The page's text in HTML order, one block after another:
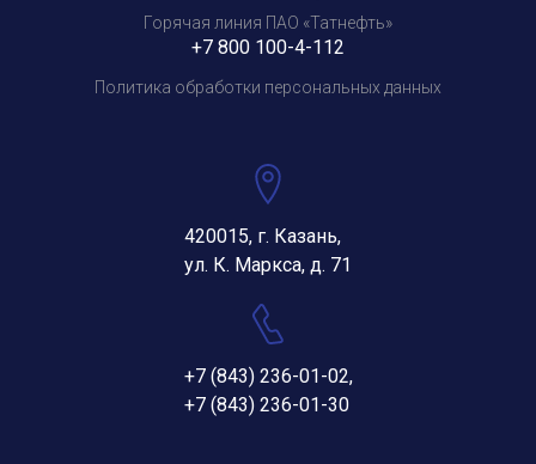
Горячая линия ПАО «Татнефть»
+7 800 100-4-112
Политика обработки персональных данных
420015, г. Казань,
ул. К. Маркса, д. 71
+7 (843) 236-01-02,
+7 (843) 236-01-30